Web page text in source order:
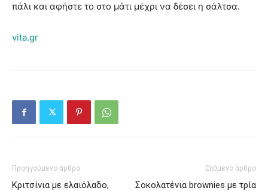
πάλι και αφήστε το στο μάτι μέχρι να δέσει η σάλτσα.
vita.gr
Προηγούμενο άρθρο
Κριτσίνια με ελαιόλαδο,
Επόμενο άρθρο
Σοκολατένια brownies με τρία